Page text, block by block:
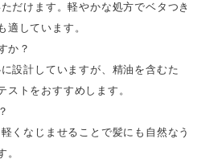
だけます。軽やかな処方でベタつき
適しています。
か？
設計していますが、精油を含むた
ストをおすすめします。
くなじませることで髪にも自然なう
。